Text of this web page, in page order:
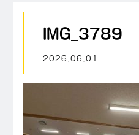
IMG_3789
2026.06.01